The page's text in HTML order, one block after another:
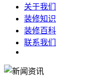
关于我们
装修知识
装修百科
联系我们